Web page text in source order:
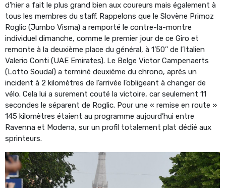
d’hier a fait le plus grand bien aux coureurs mais également à
tous les membres du staff. Rappelons que le Slovène Primoz
Roglic (Jumbo Visma) a remporté le contre-la-montre
individuel dimanche, comme le premier jour de ce Giro et
remonte à la deuxième place du général, à 1’50’’ de l’Italien
Valerio Conti (UAE Emirates). Le Belge Victor Campenaerts
(Lotto Soudal) a terminé deuxième du chrono, après un
incident à 2 kilomètres de l’arrivée l’obligeant à changer de
vélo. Cela lui a surement couté la victoire, car seulement 11
secondes le séparent de Roglic. Pour une « remise en route »
145 kilomètres étaient au programme aujourd’hui entre
Ravenna et Modena, sur un profil totalement plat dédié aux
sprinteurs.